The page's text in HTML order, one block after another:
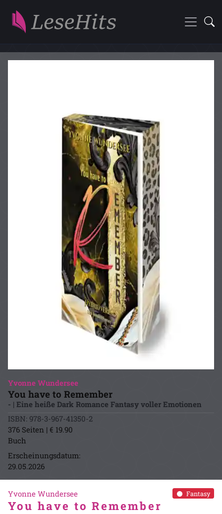
Yvonne Wundersee
You have to Remember
- | Eine heiße Dark Romance Fantasy voller Emotionen
ISBN: 978-3-967-41350-2
376 Seiten | € 19.90
Buch
Erscheinungsdatum:
29.05.2026
Fantasy
Yvonne Wundersee
You have to Remember